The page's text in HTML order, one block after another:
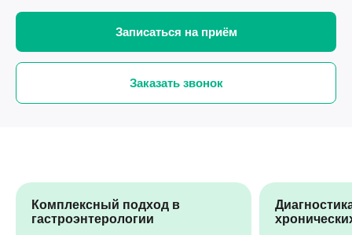
Записаться на приём
Заказать звонок
Комплексный подход в
гастроэнтерологии